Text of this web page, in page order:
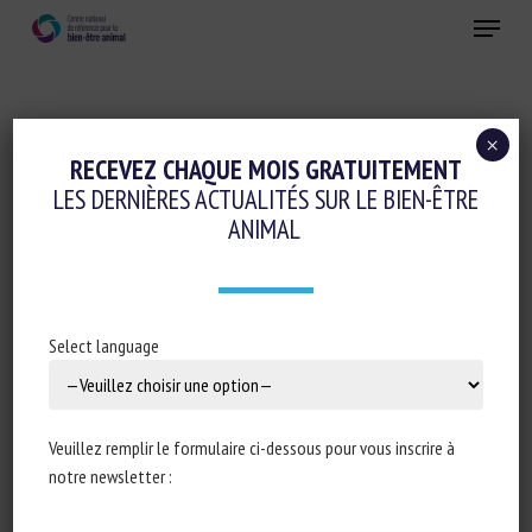
Menu
Transport, Abattage, Ramassage
ANALYSIS OF CURRENT METHODS AND
OF 118 HORSES BY COMMERCIAL AIR
26 avril 2024
RECEVEZ CHAQUE MOIS GRATUITEMENT
LES DERNIÈRES ACTUALITÉS SUR LE BIEN-ÊTRE
ANIMAL
Select language
Veuillez remplir le formulaire ci-dessous pour vous inscrire à
notre newsletter :
×